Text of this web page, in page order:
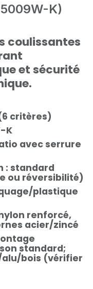
K)
coulissantes
et sécurité
critères)
K
avec serrure
: standard
ou réversibilité)
plastique
renforcé,
acier/zincé
standard;
alu/bois (vérifier